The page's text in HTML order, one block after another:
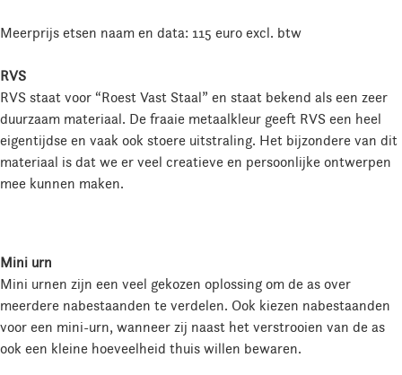
Meerprijs etsen naam en data: 115 euro excl. btw
RVS
RVS staat voor “Roest Vast Staal” en staat bekend als een zeer
duurzaam materiaal. De fraaie metaalkleur geeft RVS een heel
eigentijdse en vaak ook stoere uitstraling. Het bijzondere van dit
materiaal is dat we er veel creatieve en persoonlijke ontwerpen
mee kunnen maken.
Mini urn
Mini urnen zijn een veel gekozen oplossing om de as over
meerdere nabestaanden te verdelen. Ook kiezen nabestaanden
voor een mini-urn, wanneer zij naast het verstrooien van de as
ook een kleine hoeveelheid thuis willen bewaren.